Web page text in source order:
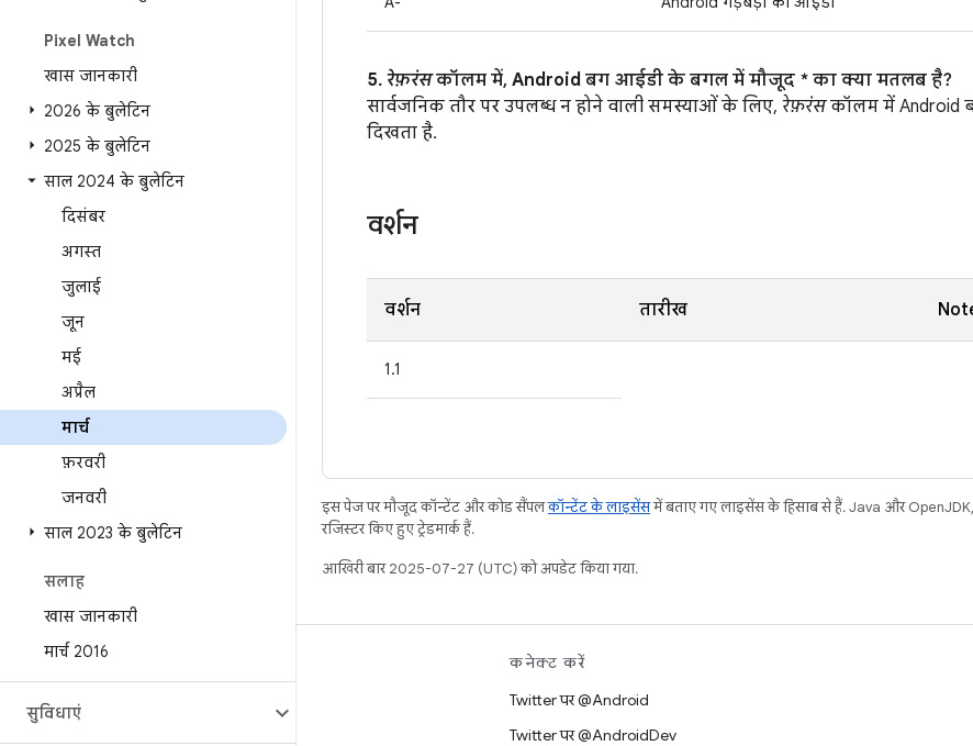
Pixel Watch
खास जानकारी
2026 के बुलेटिन
2025 के बुलेटिन
साल 2024 के बुलेटिन
दिसंबर
अगस्त
जुलाई
जून
मई
अप्रैल
मार्च
फ़रवरी
जनवरी
साल 2023 के बुलेटिन
सलाह
खास जानकारी
मार्च 2016
सुविधाएं
5. रेफ़रंसकॉलम में, Android बग आईडी के बगल में मौजूद * का क्या मतलब है?
सार्वजनिक तौर पर उपलब्ध न होने वाली समस्याओं के लिए, रेफ़रंसकॉलम में Android
दिखता है.
वर्शन
वर्शन तारीख
1.1
इस पेज पर मौजूद कॉन्टेंट और कोड सैंपलकॉन्टेंट के लाइसेंसमें बताए गए लाइसेंस के हिसाब से हैं. Java और
रजिस्टर किए हुए ट्रेडमार्क हैं.
आखिरी बार 2025-07-27 (UTC) को अपडेट किया गया.
बिल्ड
Android डेटा संग्रह स्थान
कनेक्ट करें
Twitter पर @Android
Twitter पर @AndroidDev